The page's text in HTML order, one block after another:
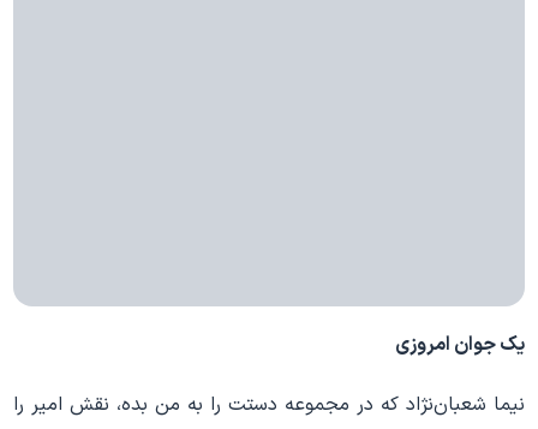
یک جوان امروزی
نیما شعباننژاد که در مجموعه دستت را به من بده، نقش امیر را